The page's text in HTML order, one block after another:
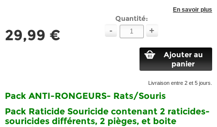
En savoir plus
29,99 €
Quantité:
- +
Ajouter au
panier
Livraison entre 2 et 5 jours.
Pack ANTI-RONGEURS- Rats/Souris
Pack Raticide Souricide contenant 2 raticides-
souricides différents, 2 pièges, et boite